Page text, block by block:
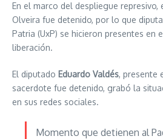
En el marco del despliegue represivo,
Olveira fue detenido, por lo que
Patria (UxP) se hicieron presentes en
liberación.
El diputado Eduardo Valdés, presente
sacerdote fue detenido, grabó la
en sus redes sociales.
Momento que detienen al